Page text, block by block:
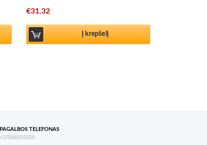
€31.32
Į krepšelį
PAGALBOS TELEFONAS
+37068355550